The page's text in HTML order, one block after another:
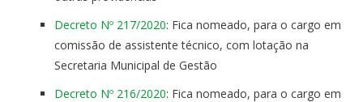
Decreto Nº 217/2020: Fica nomeado, para o cargo em
comissão de assistente técnico, com lotação na
Secretaria Municipal de Gestão
Decreto Nº 216/2020: Fica nomeado, para o cargo em